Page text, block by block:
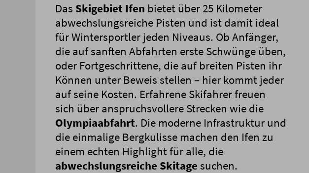
Das Skigebiet Ifen bietet über 25 Kilometer
abwechslungsreiche Pisten und ist damit ideal
für Wintersportler jeden Niveaus. Ob Anfänger,
die auf sanften Abfahrten erste Schwünge üben,
oder Fortgeschrittene, die auf breiten Pisten ihr
Können unter Beweis stellen – hier kommt jeder
auf seine Kosten. Erfahrene Skifahrer freuen
sich über anspruchsvollere Strecken wie die
Olympiaabfahrt. Die moderne Infrastruktur und
die einmalige Bergkulisse machen den Ifen zu
einem echten Highlight für alle, die
abwechslungsreiche Skitage suchen.